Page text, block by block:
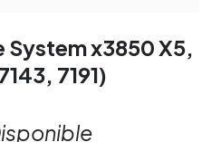
x3850 X5,
7191)